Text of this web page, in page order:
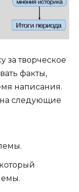
за творческое
факты,
написания.
на следующие